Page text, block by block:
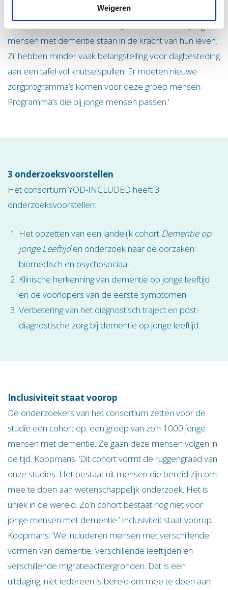
Weigeren
interventies, zodat patiënten langer thuis kunnen blijven
mensen met dementie staan in de kracht van hun leven.
Zij hebben minder vaak belangstelling voor dagbesteding
aan een tafel vol knutselspullen. Er moeten nieuwe
zorgprogramma’s komen voor deze groep mensen.
Programma’s die bij jonge mensen passen.’
3 onderzoeksvoorstellen
Het consortium YOD-INCLUDED heeft 3
onderzoeksvoorstellen:
Het opzetten van een landelijk cohort Dementie op
jonge Leeftijden onderzoek naar de oorzaken:
biomedisch en psychosociaal
Klinische herkenning van dementie op jonge leeftijd
en de voorlopers van de eerste symptomen
Verbetering van het diagnostisch traject en post-
diagnostische zorg bij dementie op jonge leeftijd.
Inclusiviteit staat voorop
De onderzoekers van het consortium zetten voor de
studie een cohort op: een groep van zo’n 1000 jonge
mensen met dementie. Ze gaan deze mensen volgen in
de tijd. Koopmans: ‘Dit cohort vormt de ruggengraad van
onze studies. Het bestaat uit mensen die bereid zijn om
mee te doen aan wetenschappelijk onderzoek. Het is
uniek in de wereld. Zo’n cohort bestaat nog niet voor
jonge mensen met dementie.’ Inclusiviteit staat voorop.
Koopmans: ‘We includeren mensen met verschillende
vormen van dementie, verschillende leeftijden en
verschillende migratieachtergronden. Dat is een
uitdaging; niet iedereen is bereid om mee te doen aan